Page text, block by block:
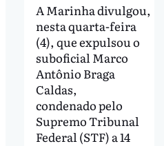
A Marinha divulgou,
nesta quarta-feira
(4), que expulsou o
suboficial Marco
Antônio Braga
Caldas,
condenado pelo
Supremo Tribunal
Federal (STF) a 14